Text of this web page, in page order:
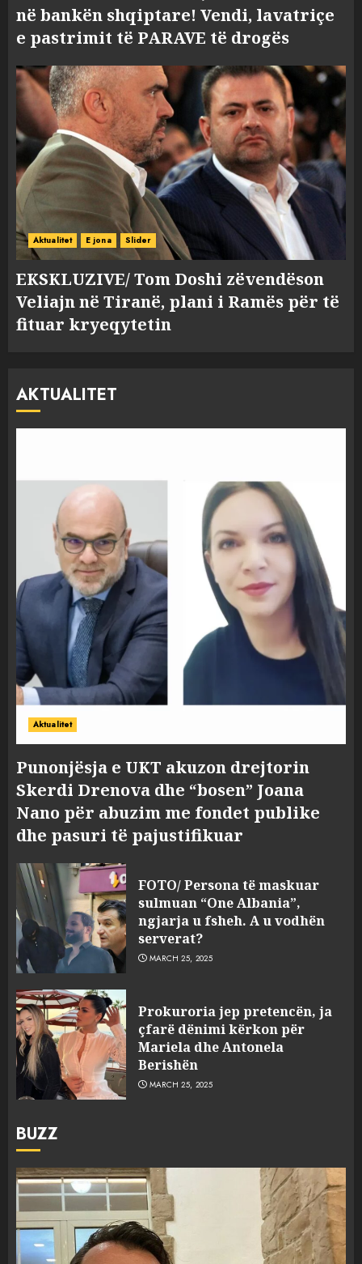
në bankën shqiptare! Vendi, lavatriçe
e pastrimit të PARAVE të drogës
Aktualitet E jona Slider
EKSKLUZIVE/ Tom Doshi zëvendëson
Veliajn në Tiranë, plani i Ramës për të
fituar kryeqytetin
AKTUALITET
Aktualitet
Punonjësja e UKT akuzon drejtorin
Skerdi Drenova dhe “bosen” Joana
Nano për abuzim me fondet publike
dhe pasuri të pajustifikuar
FOTO/ Persona të maskuar
sulmuan “One Albania”,
ngjarja u fsheh. A u vodhën
serverat?
MARCH 25, 2025
Prokuroria jep pretencën, ja
çfarë dënimi kërkon për
Mariela dhe Antonela
Berishën
MARCH 25, 2025
BUZZ